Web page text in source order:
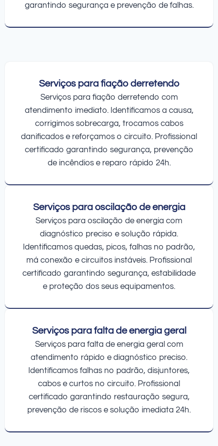
garantindo segurança e prevenção de falhas.
Serviços para fiação derretendo
Serviços para fiação derretendo com
atendimento imediato. Identificamos a causa,
corrigimos sobrecarga, trocamos cabos
danificados e reforçamos o circuito. Profissional
certificado garantindo segurança, prevenção
de incêndios e reparo rápido 24h.
Serviços para oscilação de energia
Serviços para oscilação de energia com
diagnóstico preciso e solução rápida.
Identificamos quedas, picos, falhas no padrão,
má conexão e circuitos instáveis. Profissional
certificado garantindo segurança, estabilidade
e proteção dos seus equipamentos.
Serviços para falta de energia geral
Serviços para falta de energia geral com
atendimento rápido e diagnóstico preciso.
Identificamos falhas no padrão, disjuntores,
cabos e curtos no circuito. Profissional
certificado garantindo restauração segura,
prevenção de riscos e solução imediata 24h.